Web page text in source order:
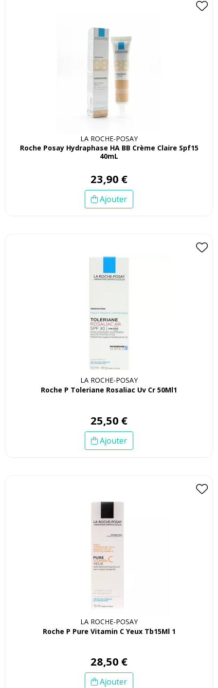
LA ROCHE-POSAY
Roche Posay Hydraphase HA BB Crème Claire Spf15
40mL
23,90 €
Ajouter
LA ROCHE-POSAY
Roche P Toleriane Rosaliac Uv Cr 50Ml1
25,50 €
Ajouter
LA ROCHE-POSAY
Roche P Pure Vitamin C Yeux Tb15Ml 1
28,50 €
Ajouter